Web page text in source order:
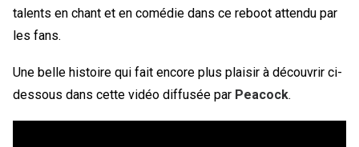
talents en chant et en comédie dans ce reboot attendu par
les fans.
Une belle histoire qui fait encore plus plaisir à découvrir ci-
dessous dans cette vidéo diffusée par Peacock.